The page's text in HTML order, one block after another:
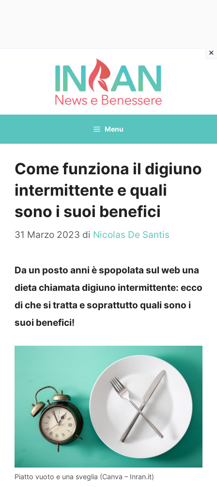
Menu
Come funziona il digiuno
intermittente e quali
sono i suoi benefici
31 Marzo 2023 di Nicolas De Santis
Da un posto anni è spopolata sul web una
dieta chiamata digiuno intermittente: ecco
di che si tratta e soprattutto quali sono i
suoi benefici!
Piatto vuoto e una sveglia (Canva – Inran.it)